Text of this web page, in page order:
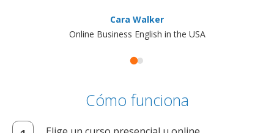
Cara Walker
Online Business English in the USA
Cómo funciona